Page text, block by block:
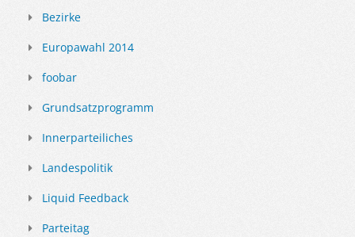
Bezirke
Europawahl 2014
foobar
Grundsatzprogramm
Innerparteiliches
Landespolitik
Liquid Feedback
Parteitag